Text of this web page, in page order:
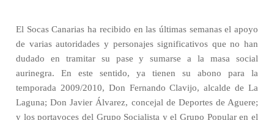
El Socas Canarias ha recibido en las últimas semanas el apoyo
de varias autoridades y personajes significativos que no han
dudado en tramitar su pase y sumarse a la masa social
aurinegra. En este sentido, ya tienen su abono para la
temporada 2009/2010, Don Fernando Clavijo, alcalde de La
Laguna; Don Javier Álvarez, concejal de Deportes de Aguere;
y los portavoces del Grupo Socialista y el Grupo Popular en el